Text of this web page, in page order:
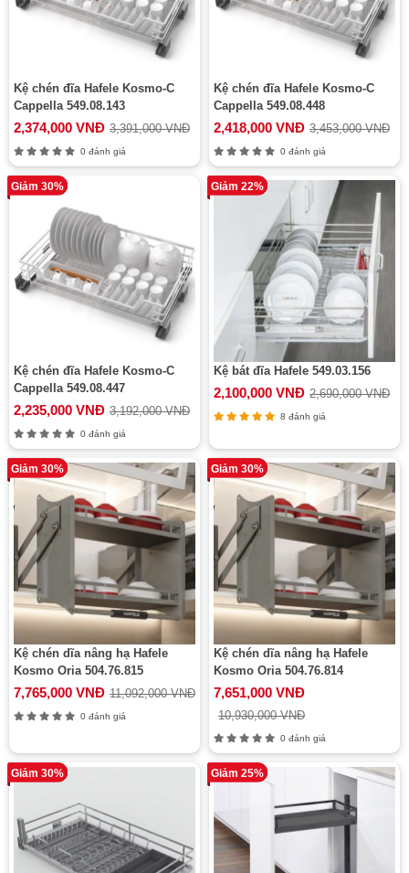
Kệ chén đĩa Hafele Kosmo-C
Cappella 549.08.143
2,374,000 VNĐ 3,391,000 VNĐ
0 đánh giá
Kệ chén đĩa Hafele Kosmo-C
Cappella 549.08.448
2,418,000 VNĐ 3,453,000 VNĐ
0 đánh giá
Giảm 30%
Kệ chén đĩa Hafele Kosmo-C
Cappella 549.08.447
2,235,000 VNĐ 3,192,000 VNĐ
0 đánh giá
Giảm 22%
Kệ bát đĩa Hafele 549.03.156
2,100,000 VNĐ 2,690,000 VNĐ
8 đánh giá
Giảm 30%
Kệ chén dĩa nâng hạ Hafele
Kosmo Oria 504.76.815
7,765,000 VNĐ 11,092,000 VNĐ
0 đánh giá
Giảm 30%
Kệ chén dĩa nâng hạ Hafele
Kosmo Oria 504.76.814
7,651,000 VNĐ
10,930,000 VNĐ
0 đánh giá
Giảm 30% Giảm 25%